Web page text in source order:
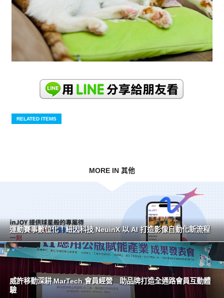
RELATED ITEMS
MORE IN 其他
運動賽事數位化！紐因科技 NeuinX 以 AI 打造影像自動化新流程
威許移動深耕 MarTech 會員經營 助品牌打造全通路會員互動體
驗